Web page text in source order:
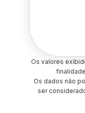
Os valores
Os dados não
ser